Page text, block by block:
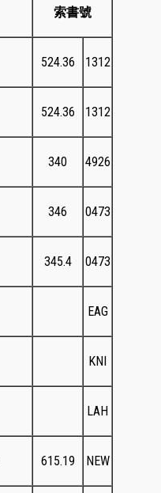
索書號
524.36 1312
524.36 1312
340 4926
346 0473
345.4 0473
EAG
KNI
LAH
615.19 NEW